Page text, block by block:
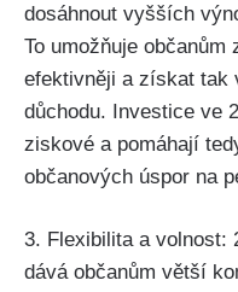
dosáhnout vyšších
To umožňuje občanům
efektivněji a získat tak
důchodu. Investice ve
ziskové a pomáhají
občanových úspor na
3. Flexibilita a volnost:
dává občanům větší